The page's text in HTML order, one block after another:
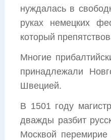
нуждалась в
руках немецких
который
Многие
принадлежали
Швецией.
В 1501 году
дважды разбит
Москвой